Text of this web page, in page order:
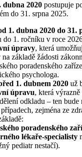
dubna 2020 postupuje
do 31. srpna 2025.
1. dubna 2020 do 31.
do 1. ročníku v roce
úpravy, která
základě žádosti
poradenského
psychologa.
1. dubnem 2020 už
úpravu, která
odkladu – ten bude
zejména ze
poradenského
lékaře-specialisty
pediatr nestačí).